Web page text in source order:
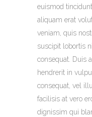
euismod
aliquam erat
veniam, quis
suscipit lobortis
consequat. Duis
hendrerit in
consequat, vel
facilisis at vero
dignissim qui